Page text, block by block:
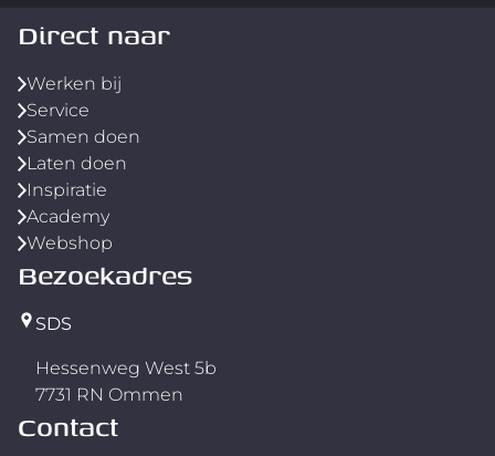
Direct naar
Werken bij
Service
Samen doen
Laten doen
Inspiratie
Academy
Webshop
Bezoekadres
SDS
Hessenweg West 5b
7731 RN Ommen
Contact